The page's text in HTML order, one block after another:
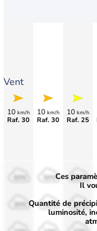
Vent
10 km/h
Raf. 30
10 km/h
Raf. 30
10 km/h
Raf. 25
50%
30%
50%
30%
Ces
Il
Quantité de
luminosité,